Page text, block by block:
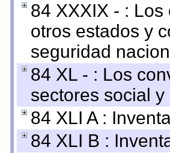
84 XXXIX - :
otros estados y
seguridad
84 XL - : Los
sectores social y
84 XLI A :
84 XLI B :